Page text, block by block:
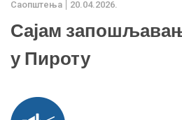
Саопштења 20.04.2026.
Сајам
у Пироту